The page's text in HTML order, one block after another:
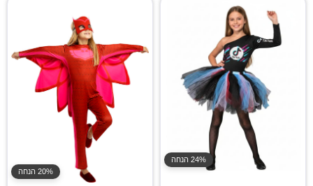
24% הנחה
20% הנחה